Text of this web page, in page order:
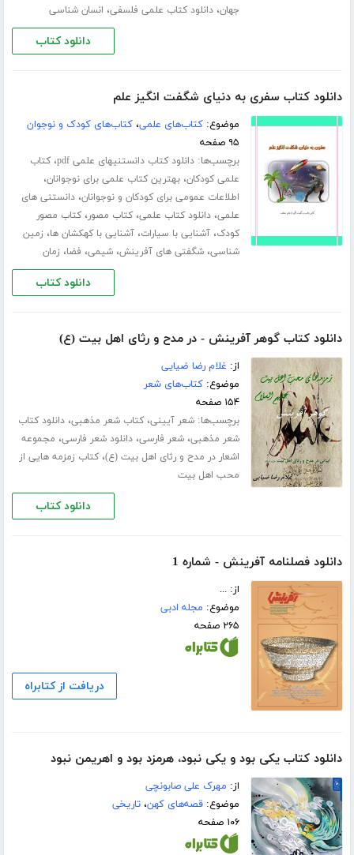
جهان،دانلود کتاب علمی فلسفی، انسان شناسی
دانلود کتاب
دانلود کتاب سفری به دنیای شگفت انگیز علم
موضوع:کتاب‌های علمی،کتاب‌های کودک و نوجوان
۹۵ صفحه
برچسب‌ها:دانلود کتاب دانستنیهای علمی pdf ،کتاب
علمی کودکان،بهترین کتاب علمی برای نوجوانان،
اطلاعات عمومی برای کودکان و نوجوانان،دانستنی های
علمی،دانلود کتاب علمی،کتاب مصور،کتاب مصور
کودک،آشنایی با سیارات،آشنایی با کهکشان ها، زمین
شناسی،شگفتی های آفرینش،شیمی، فضا، زمان
دانلود کتاب
دانلود کتاب گوهر آفرینش - در مدح و رثای اهل بیت (ع)
از: غلام رضا ضیایی
موضوع:کتاب‌های شعر
۱۵۴ صفحه
برچسب‌ها:شعر آیینی،کتاب شعر مذهبی،دانلود کتاب
شعر مذهبی،شعر فارسی،دانلود شعر فارسی، مجموعه
اشعار در مدح و رثای اهل بیت (ع)،کتاب زمزمه هایی از
محب اهل بیت
دانلود کتاب
دانلود فصلنامه آفرینش - شماره 1
از: ...
موضوع: مجله ادبی
۲۶۵ صفحه
دریافت از کتابراه
دانلود کتاب یکی بود و یکی نبود، هرمزد بود و اهریمن نبود
از: مهرک علی صابونچی
موضوع:قصه‌های کهن،تاریخی
۱۰۶ صفحه